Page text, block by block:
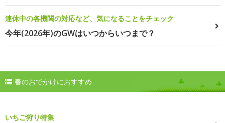
連休中の各機関の対応など、気になることをチェック
今年(2026年)のGWはいつからいつまで？
春のおでかけにおすすめ
いちご狩り特集